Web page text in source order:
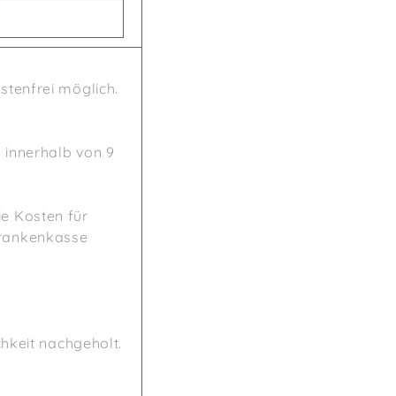
möglich.
von 9
Kosten für
nachgeholt.